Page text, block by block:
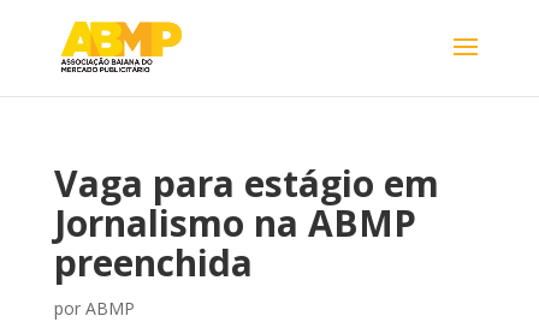
Vaga para estágio em
Jornalismo na ABMP
preenchida
por ABMP